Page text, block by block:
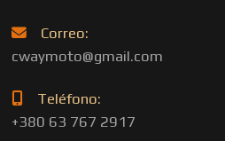
Correo:
cwaymoto@gmail.com
Teléfono:
+380 63 767 2917